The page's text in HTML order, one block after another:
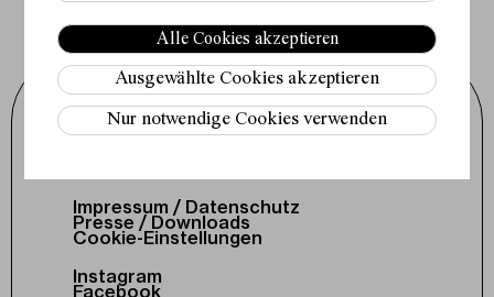
Schauspielhaus Wien GmbH
Porzellangasse 19
1090 Wien
Impressum / Datenschutz
Presse / Downloads
Cookie-Einstellungen
Instagram
Facebook
Alle Cookies akzeptieren
Ausgewählte Cookies akzeptieren
Nur notwendige Cookies verwenden